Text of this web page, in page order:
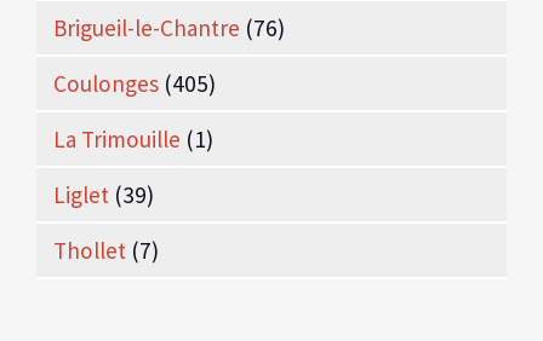
Brigueil-le-Chantre (76)
Coulonges (405)
La Trimouille (1)
Liglet (39)
Thollet (7)